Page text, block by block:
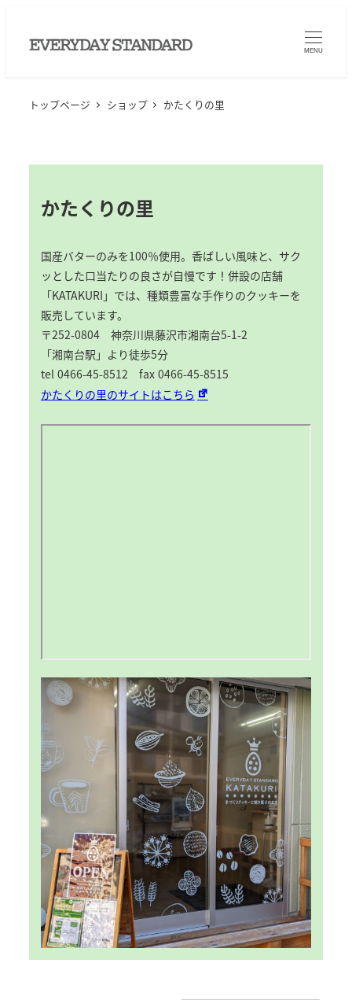
MENU
トップページ ショップ かたくりの里
かたくりの里
国産バターのみを100％使用。香ばしい風味と、サク
ッとした口当たりの良さが自慢です！併設の店舗
「KATAKURI」では、種類豊富な手作りのクッキーを
販売しています。
〒252-0804 神奈川県藤沢市湘南台5-1-2
「湘南台駅」より徒歩5分
tel 0466-45-8512 fax 0466-45-8515
かたくりの里のサイトはこちら